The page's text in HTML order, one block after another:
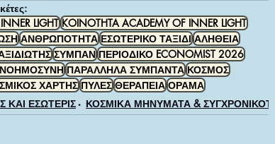
LIGHT KOINOTHTA ACADEMY OF INNER LIGHT
ΑΝΘΡΩΠΟΤΗΤΑ ΕΣΩΤΕΡΙΚΟ ΤΑΞΙΔΙ ΑΛΗΘΕΙΑ
ΣΥΜΠΑΝ ΠΕΡΙΟΔΙΚΟ ECONOMIST 2026
ΝΟΗΜΟΣΥΝΗ ΠΑΡΑΛΛΗΛΑ ΣΥΜΠΑΝΤΑ ΚΟΣΜΟΣ
ΧΑΡΤΗΣ ΠΥΛΕΣ ΘΕΡΑΠΕΙΑ ΟΡΑΜΑ
ΚΑΙ ΕΣΩΤΕΡΙΣΜΟΣΚΟΣΜΙΚΑ ΜΗΝΥΜΑΤΑ &